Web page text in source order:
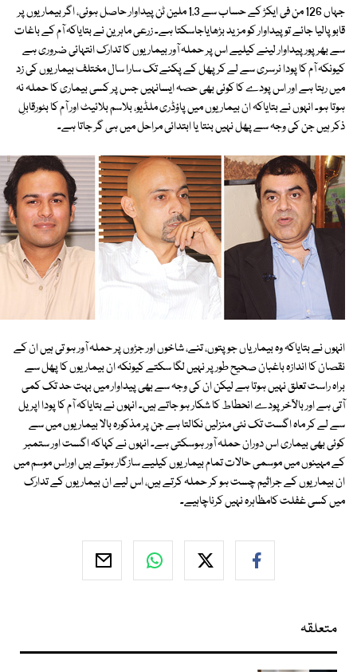
جہاں 126 من فی ایکڑ کے حساب سے 1.3 ملین ٹن پیداوار حاصل ہوئی، اگر بیماریوں پر
قابو پالیا جائے تو پیداوار کو مزید بڑھایاجاسکتا ہے۔ زرعی ماہرین نے بتایاکہ آم کے باغات
سے بھرپور پیداوار لینے کیلیے اس پر حملہ آور بیماریوں کا تدارک انتہائی ضروری ہے
کیونکہ آم کا پودا نرسری سے لے کر پھل کے پکنے تک سارا سال مختلف بیماریوں کی زد
میں رہتا ہے اور اس پودے کا کوئی بھی حصہ ایسانہیں جس پر کسی بیماری کا حملہ نہ
ہوتا ہو۔ انہوں نے بتایاکہ ان بیماریوں میں پاؤڈری ملڈیو، بلاسم بلائیٹ اور آم کا بٹورقابلِ
ذکر ہیں جن کی وجہ سے پھل نہیں بنتا یا ابتدائی مراحل میں ہی گر جاتا ہے۔
انہوں نے بتایاکہ وہ بیماریاں جو پتوں، تنے، شاخوں اور جڑوں پر حملہ آور ہو تی ہیں ان کے
نقصان کا اندازہ باغبان صحیح طور پر نہیں لگا سکتے کیونکہ ان بیماریوں کا پھل سے
براہ راست تعلق نہیں ہوتا ہے لیکن ان کی وجہ سے بھی پیداوار میں بہت حد تک کمی
آتی ہے اور بالآخر پودے انحطاط کا شکار ہو جاتے ہیں۔ انہوں نے بتایاکہ آم کا پودا اپریل
سے لے کر ماہ اگست تک نئی منزلیں نکالتا ہے جن پر مذکورہ بالا بیماریوں میں سے
کوئی بھی بیماری اس دوران حملہ آور ہوسکتی ہے۔ انہوں نے کہاکہ اگست اور ستمبر
کے مہینوں میں موسمی حالات تمام بیماریوں کیلیے سازگار ہوتے ہیں اوراس موسم میں
ان بیماریوں کے جراثیم چست ہو کر حملہ کرتے ہیں، اس لیے ان بیماریوں کے تدارک
میں کسی غفلت کامظاہرہ نہیں کرناچاہیے۔
متعلقہ